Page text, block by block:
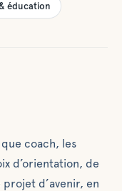
éducation
coach, les
d’orientation, de
d’avenir, en